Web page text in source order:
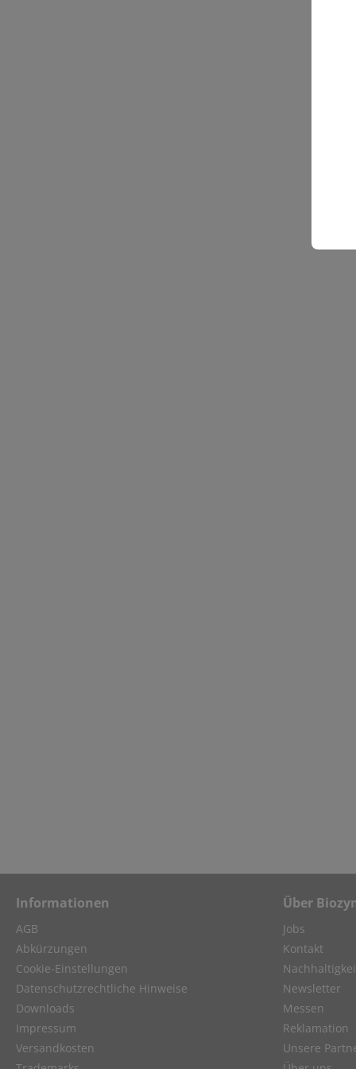
Informationen
AGB
Abkürzungen
Cookie-Einstellungen
Datenschutzrechtliche Hinweise
Downloads
Impressum
Versandkosten
Über
Jobs
Kontakt
Newsletter
Messen
Reklamation
Unsere